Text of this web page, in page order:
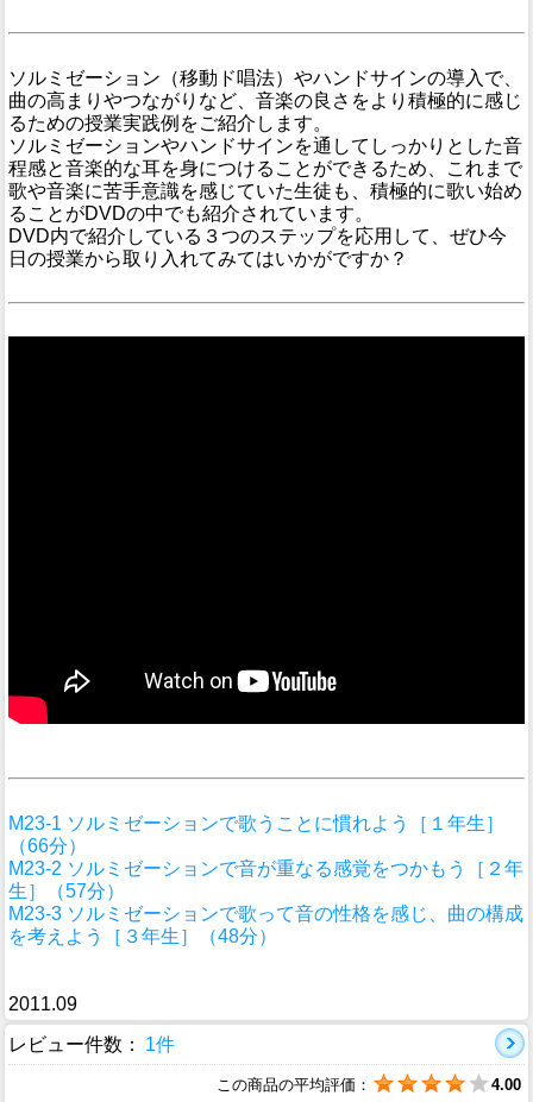
ソルミゼーション（移動ド唱法）やハンドサインの導入で、
曲の高まりやつながりなど、音楽の良さをより積極的に感じ
るための授業実践例をご紹介します。
ソルミゼーションやハンドサインを通してしっかりとした音
程感と音楽的な耳を身につけることができるため、これまで
歌や音楽に苦手意識を感じていた生徒も、積極的に歌い始め
ることがDVDの中でも紹介されています。
DVD内で紹介している３つのステップを応用して、ぜひ今
日の授業から取り入れてみてはいかがですか？
M23-1 ソルミゼーションで歌うことに慣れよう［１年生］
（66分）
M23-2 ソルミゼーションで音が重なる感覚をつかもう［２年
生］（57分）
M23-3 ソルミゼーションで歌って音の性格を感じ、曲の構成
を考えよう［３年生］（48分）
2011.09
レビュー件数：
1件
この商品の平均評価： 4.00